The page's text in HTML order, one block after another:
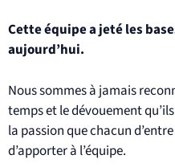
Cette équipe a jeté les
aujourd’hui.
Nous sommes à jamais
temps et le dévouement
la passion que chacun
d’apporter à l’équipe.